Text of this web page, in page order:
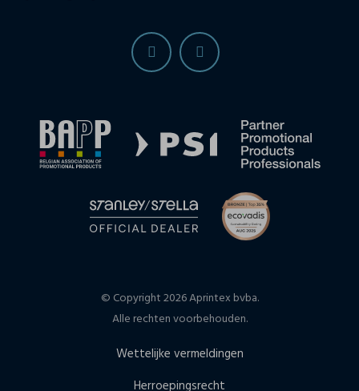
© Copyright 2026 Aprintex bvba.
Alle rechten voorbehouden.
Wettelijke vermeldingen
Herroepingsrecht